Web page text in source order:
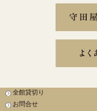
全館貸切り
お問合せ